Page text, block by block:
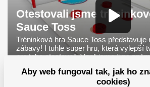
Otestovali jsme
Sauce Toss
Tréninková hra Sauce Toss představuje
zábavy! I tuhle super hru, která vylepší
pro tebe otestovali. Vzali jsme ji na
Aby web fungoval tak, jak ho
cookies)